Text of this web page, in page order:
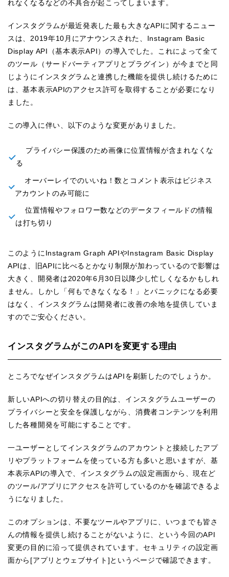
れなくなるなどの不具合が起こってしまいます。
インスタグラムが最近発表した最も大きなAPIに関するニュー
スは、2019年10月にアナウンスされた、Instagram Basic
Display API（基本表示API）の導入でした。これによって全て
のツール（サードバーティアプリとプラグイン）が今までと同
じようにインスタグラムと連携した機能を提供し続けるために
は、基本表示APIのアクセス許可を取得することが必要になり
ました。
この導入に伴い、以下のような変更がありました。
プライバシー保護のため画像に位置情報が含まれなくな
る
オーバーレイでのいいね！数とコメント表示はビジネス
アカウントのみ可能に
位置情報やフォロワー数などのデータフィールドの情報
は打ち切り
このようにInstagram Graph APIやInstagram Basic Display
APIは、旧APIに比べるとかなり制限が加わっているので影響は
大きく、開発者は2020年6月30日以降少し忙しくなるかもしれ
ません。しかし「何もできなくなる！」とパニックになる必要
はなく、インスタグラムは開発者に改善の余地を提供していま
すのでご安心ください。
インスタグラムがこのAPIを変更する理由
ところでなぜインスタグラムはAPIを刷新したのでしょうか。
新しいAPIへの切り替えの目的は、インスタグラムユーザーの
プライバシーと安全を保護しながら、消費者コンテンツを利用
した各種開発を可能にすることです。
一ユーザーとしてインスタグラムのアカウントと接続したアプ
リやプラットフォームを使っている方も多いと思いますが、基
本表示APIの導入で、インスタグラムの設定画面から、現在ど
のツール/アプリにアクセスを許可しているのかを確認できるよ
うになりました。
このオプションは、不要なツールやアプリに、いつまでも皆さ
んの情報を提供し続けることがないように、という今回のAPI
変更の目的に沿って提供されています。セキュリティの設定画
面から[アプリとウェブサイト]というページで確認できます。